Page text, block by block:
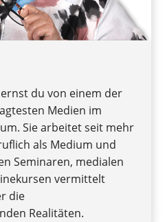
du von einem der
Medien im
Sie arbeitet seit mehr
als Medium und
Seminaren, medialen
vermittelt
die
Realitäten.